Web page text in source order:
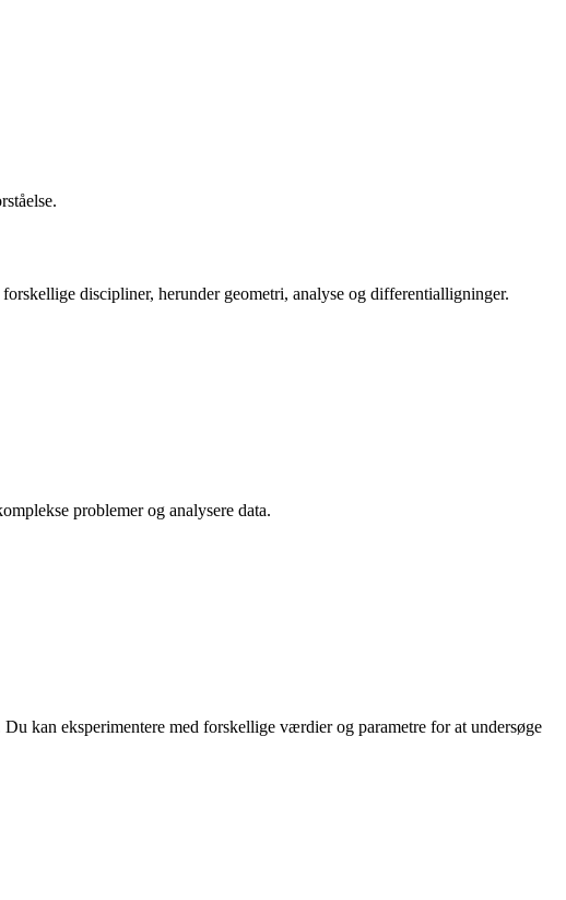
discipliner, herunder geometri, analyse og differentialligninger.
problemer og analysere data.
kan eksperimentere med forskellige værdier og parametre for at undersøge